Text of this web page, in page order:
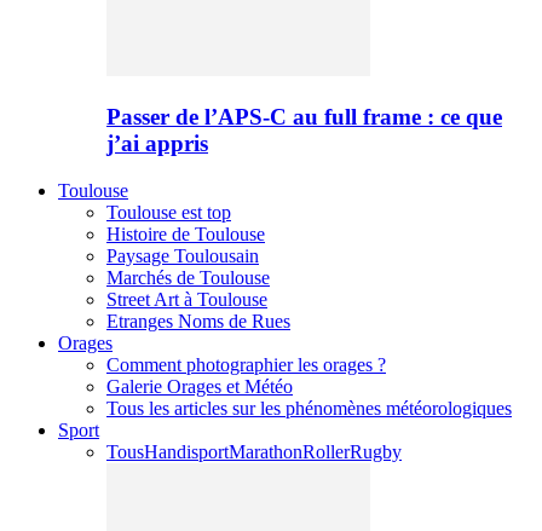
Passer de l’APS-C au full frame : ce que
j’ai appris
Toulouse
Toulouse est top
Histoire de Toulouse
Paysage Toulousain
Marchés de Toulouse
Street Art à Toulouse
Etranges Noms de Rues
Orages
Comment photographier les orages ?
Galerie Orages et Météo
Tous les articles sur les phénomènes météorologiques
Sport
TousHandisportMarathonRollerRugby